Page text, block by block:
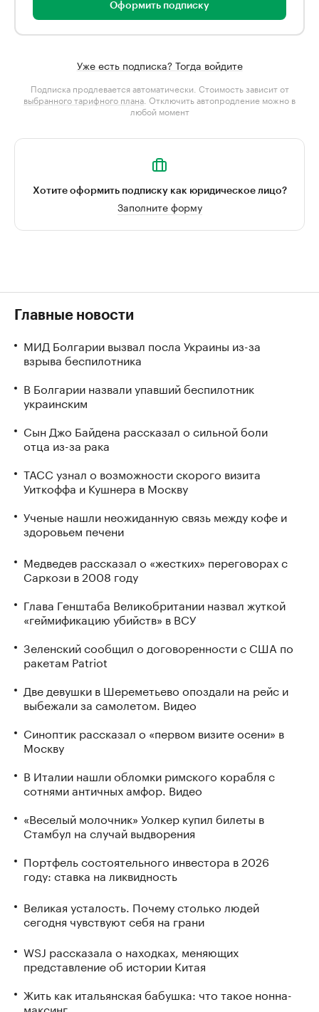
Оформить подписку
Уже есть подписка? Тогда войдите
Подписка продлевается автоматически. Стоимость зависит от
выбранного тарифного плана . Отключить автопродление можно в
любой момент
Хотите оформить подписку как юридическое лицо?
Заполните форму
Главные новости
МИД Болгарии вызвал посла Украины из-за
взрыва беспилотника
В Болгарии назвали упавший беспилотник
украинским
Сын Джо Байдена рассказал о сильной боли
отца из-за рака
ТАСС узнал о возможности скорого визита
Уиткоффа и Кушнера в Москву
Ученые нашли неожиданную связь между кофе и
здоровьем печени
Медведев рассказал о «жестких» переговорах с
Саркози в 2008 году
Глава Генштаба Великобритании назвал жуткой
«геймификацию убийств» в ВСУ
Зеленский сообщил о договоренности с США по
ракетам Patriot
Две девушки в Шереметьево опоздали на рейс и
выбежали за самолетом. Видео
Синоптик рассказал о «первом визите осени» в
Москву
В Италии нашли обломки римского корабля с
сотнями античных амфор. Видео
«Веселый молочник» Уолкер купил билеты в
Стамбул на случай выдворения
Портфель состоятельного инвестора в 2026
году: ставка на ликвидность
Великая усталость. Почему столько людей
сегодня чувствуют себя на грани
WSJ рассказала о находках, меняющих
представление об истории Китая
Жить как итальянская бабушка: что такое нонна-
максинг